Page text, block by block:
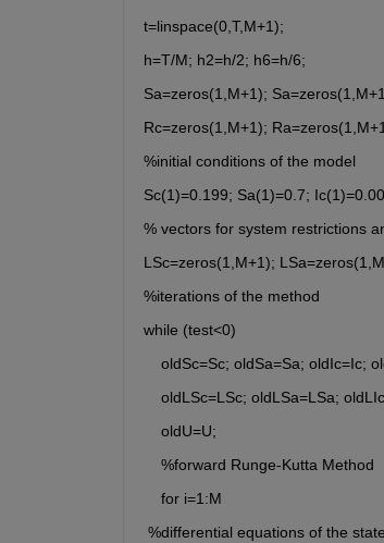
t=linspace(0,T,M+1);
h=T/M; h2=h/2; h6=h/6;
Sa=zeros(1,M+1);
Rc=zeros(1,M+1);
%initial conditions of the model
Sc(1)=0.199; Sa(1)=0.7;
% vectors for system restrictions
LSc=zeros(1,M+1);
%iterations of the method
while (test<0)
oldSc=Sc; oldSa=Sa; oldIc=Ic;
oldLSc=LSc; oldLSa=LSa;
    oldU=U;
    %forward Runge-Kutta Method
    for i=1:M
%differential equations of the